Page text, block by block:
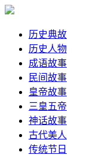
历史典故
历史人物
成语故事
民间故事
皇帝故事
三皇五帝
神话故事
古代美人
传统节日